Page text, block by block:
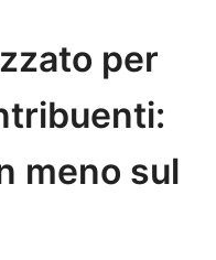
per
meno sul